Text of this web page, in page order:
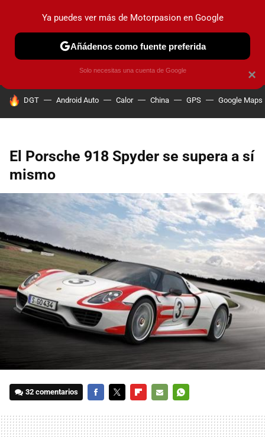
PRUEBAS COCHES ELÉCTRICOS OBSERVATORIO
HOY SE HABLA DE
DGT Android Auto Calor China GPS Google Maps
El Porsche 918 Spyder se supera a sí
mismo
32 comentarios
MAIL
×
Ya puedes ver más de Motorpasion en Google
Añádenos como fuente preferida
Solo necesitas una cuenta de Google